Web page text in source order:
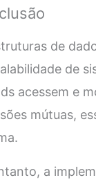
de
de
acessem e
mútuas,
a